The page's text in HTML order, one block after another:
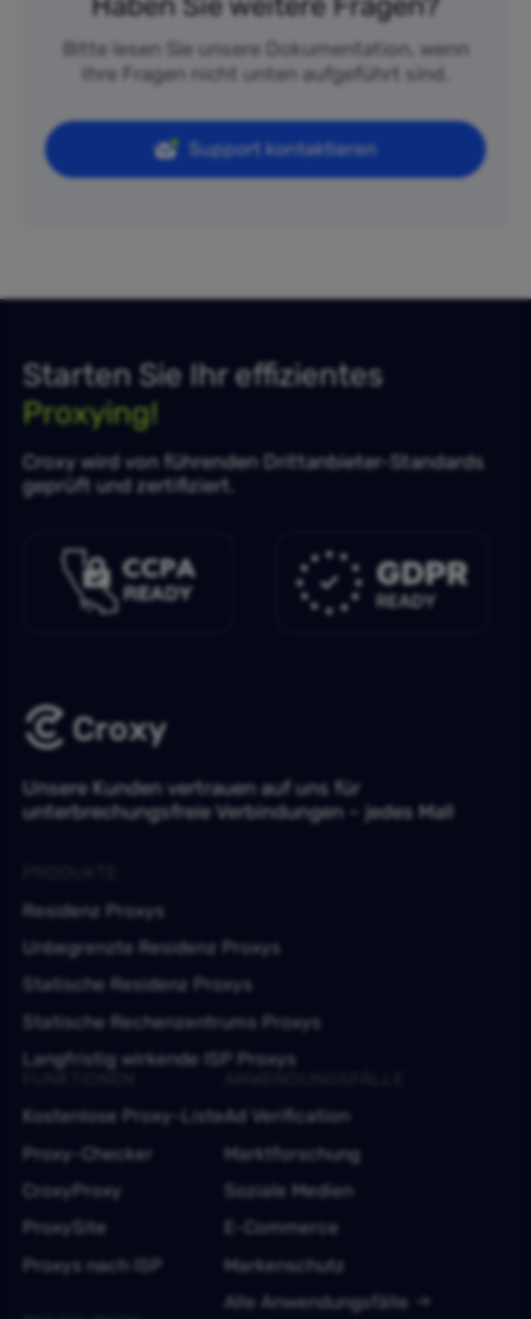
Bitte lesen Sie unsere Dokumentation, wenn
Ihre Fragen nicht unten aufgeführt sind.
Support kontaktieren
Starten Sie Ihr effizientes
Proxying!
Croxy wird von führenden Drittanbieter-Standards
geprüft und zertifiziert.
Unsere Kunden vertrauen auf uns für
unterbrechungsfreie Verbindungen – jedes Mal!
Residenz Proxys
Unbegrenzte Residenz Proxys
Statische Residenz Proxys
Statische Rechenzentrums Proxys
Langfristig wirkende ISP Proxys
Kostenlose Proxy-Liste
Proxy-Checker
CroxyProxy
ProxySite
Proxys nach ISP
Ad Verification
Marktforschung
Soziale Medien
E-Commerce
Markenschutz
Alle Anwendungsfälle